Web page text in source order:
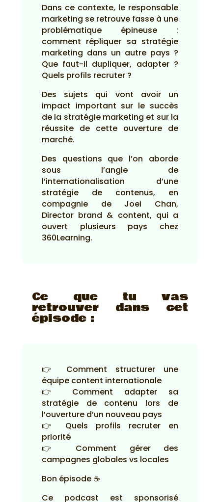
Dans ce contexte, le responsable
marketing se retrouve fasse à une
problématique épineuse :
comment répliquer sa stratégie
marketing dans un autre pays ?
Que faut-il dupliquer, adapter ?
Quels profils recruter ?
Des sujets qui vont avoir un
impact important sur le succès
de la stratégie marketing et sur la
réussite de cette ouverture de
marché.
Des questions que l’on aborde
sous l’angle de
l’internationalisation d’une
stratégie de contenus, en
compagnie de Joei Chan,
Director brand & content, qui a
ouvert plusieurs pays chez
360Learning.
Ce que tu vas
retrouver dans cet
épisode :
👉 Comment structurer une
équipe content internationale
👉 Comment adapter sa
stratégie de contenu lors de
l’ouverture d’un nouveau pays
👉 Quels profils recruter en
priorité
👉 Comment gérer des
campagnes globales vs locales
Bon épisode ☕
Ce podcast est sponsorisé